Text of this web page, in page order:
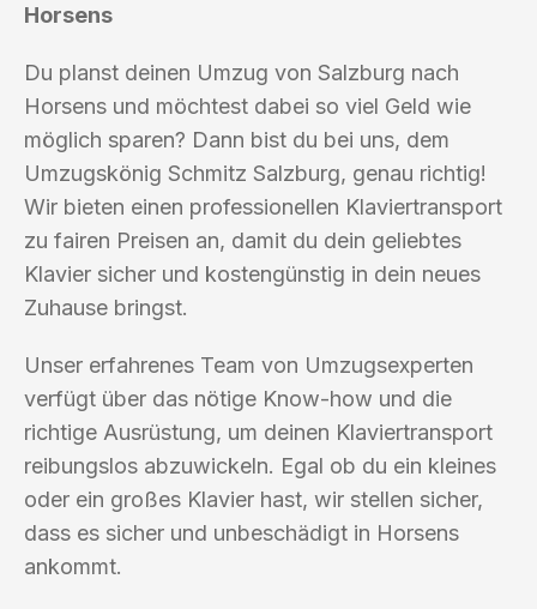
Horsens
Du planst deinen Umzug von Salzburg nach
Horsens und möchtest dabei so viel Geld wie
möglich sparen? Dann bist du bei uns, dem
Umzugskönig Schmitz Salzburg, genau richtig!
Wir bieten einen professionellen Klaviertransport
zu fairen Preisen an, damit du dein geliebtes
Klavier sicher und kostengünstig in dein neues
Zuhause bringst.
Unser erfahrenes Team von Umzugsexperten
verfügt über das nötige Know-how und die
richtige Ausrüstung, um deinen Klaviertransport
reibungslos abzuwickeln. Egal ob du ein kleines
oder ein großes Klavier hast, wir stellen sicher,
dass es sicher und unbeschädigt in Horsens
ankommt.